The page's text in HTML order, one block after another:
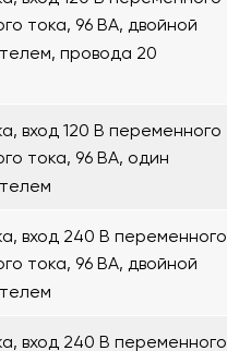
тока, 96 ВА, двойной
провода 20
вход 120 В переменного
тока, 96 ВА, один
вход 240 В переменного
тока, 96 ВА, двойной
вход 240 В переменного